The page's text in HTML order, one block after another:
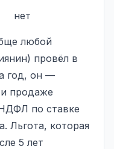
нет
любой
провёл в
год, он —
продаже
по ставке
Льгота, которая
5 лет